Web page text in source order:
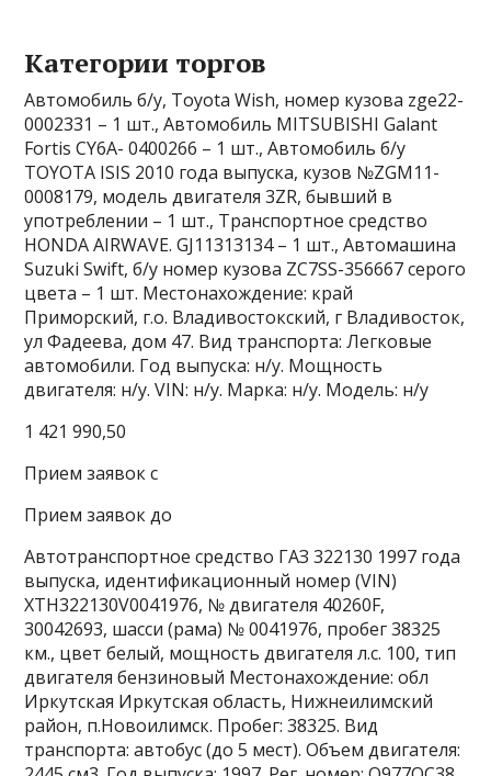
Категории торгов
Автомобиль б/у, Toyota Wish, номер кузова zge22-
0002331 – 1 шт., Автомобиль MITSUBISHI Galant
Fortis CY6А- 0400266 – 1 шт., Автомобиль б/у
TOYOTA ISIS 2010 года выпуска, кузов №ZGM11-
0008179, модель двигателя 3ZR, бывший в
употреблении – 1 шт., Транспортное средство
HONDA AIRWAVE. GJ11313134 – 1 шт., Автомашина
Suzuki Swift, б/у номер кузова ZC7SS-356667 серого
цвета – 1 шт. Местонахождение: край
Приморский, г.о. Владивостокский, г Владивосток,
ул Фадеева, дом 47. Вид транспорта: Легковые
автомобили. Год выпуска: н/у. Мощность
двигателя: н/у. VIN: н/у. Марка: н/у. Модель: н/у
1 421 990,50
Прием заявок с
Прием заявок до
Автотранспортное средство ГАЗ 322130 1997 года
выпуска, идентификационный номер (VIN)
XTH322130V0041976, № двигателя 40260F,
30042693, шасси (рама) № 0041976, пробег 38325
км., цвет белый, мощность двигателя л.с. 100, тип
двигателя бензиновый Местонахождение: обл
Иркутская Иркутская область, Нижнеилимский
район, п.Новоилимск. Пробег: 38325. Вид
транспорта: автобус (до 5 мест). Объем двигателя: